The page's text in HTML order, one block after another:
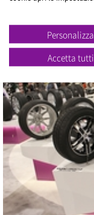
Personalizza
Accetta tutti